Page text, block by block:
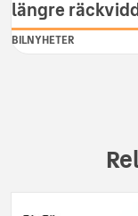
längre
BILNYHETER